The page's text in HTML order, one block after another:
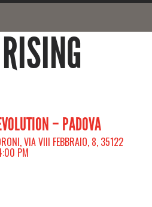
– PADOVA
VIA VIII FEBBRAIO, 8, 35122
PM